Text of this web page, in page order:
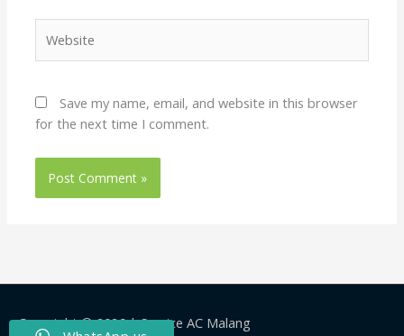
Save my name, email, and website in this browser
for the next time I comment.
Copyright © 2026 |Service AC Malang